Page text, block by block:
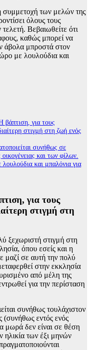
συμμετοχή των μελών της
όλους τους
Βεβαιωθείτε ότι
καθώς μπορεί να
άβολα μπροστά στον
με λουλούδια και
για τους
στιγμή στη ζωή ενός
συνήθως σε
και των φίλων.
και μπαλόνια για
για τους
στιγμή στη
ξεχωριστή στιγμή στη
όπου εσείς και η
μαζί σε αυτή την πολύ
στην εκκλησία
από μέλη της
για την περίσταση
συνήθως τουλάχιστον
(συνήθως εντός ενός
μωρά δεν είναι σε θέση
ηλικία των έξι μηνών